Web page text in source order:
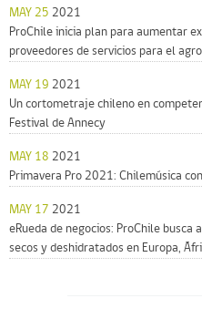
MAY 25 2021
ProChile inicia plan para aumentar
proveedores de servicios para el
MAY 19 2021
Un cortometraje chileno en
Festival de Annecy
MAY 18 2021
Primavera Pro 2021: Chilemúsica
MAY 17 2021
eRueda de negocios: ProChile
secos y deshidratados en Europa,